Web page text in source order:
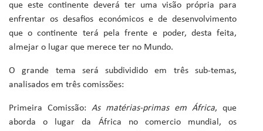
que este continente deverá ter uma visão própria para
enfrentar os desafios económicos e de desenvolvimento
que o continente terá pela frente e poder, desta feita,
almejar o lugar que merece ter no Mundo.
O grande tema será subdividido em três sub-temas,
analisados em três comissões:
Primeira Comissão: As matérias-primas em África, que
aborda o lugar da África no comercio mundial, os